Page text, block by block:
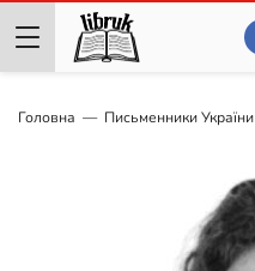
Головна Письменники України